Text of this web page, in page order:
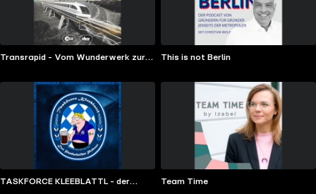
Transrapid - Vom Wunderwerk zur
This is not Berlin
TASKFORCE KLEEBLATTL - der
Team Time